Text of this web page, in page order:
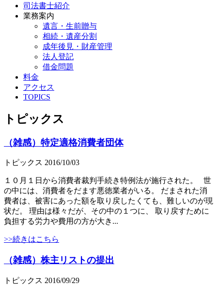
司法書士紹介
業務案内
遺言・生前贈与
相続・遺産分割
成年後見・財産管理
法人登記
借金問題
料金
アクセス
TOPICS
トピックス
（雑感）特定適格消費者団体
トピックス 2016/10/03
１０月１日から消費者裁判手続き特例法が施行された。 世
の中には、消費者をだます悪徳業者がいる。 だまされた消
費者は、被害にあった額を取り戻したくても、難しいのが現
状だ。 理由は様々だが、その中の１つに、 取り戻すために
負担する労力や費用の方が大き...
>>続きはこちら
（雑感）株主リストの提出
トピックス 2016/09/29